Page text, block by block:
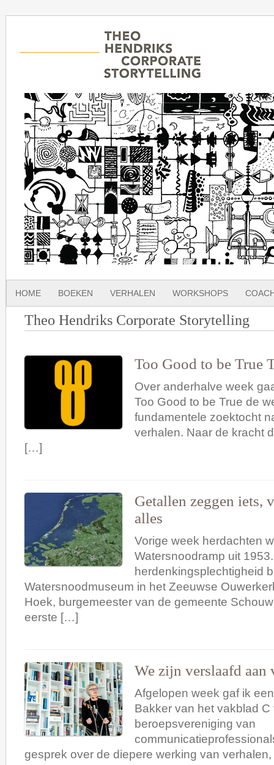
HOME BOEKEN VERHALEN WORKSHOPS
Theo Hendriks Corporate Storytelling
Too Good to be True
Over anderhalve week
Too Good to be True de
fundamentele zoektocht
verhalen. Naar de kracht
[…]
Getallen zeggen iets,
alles
Vorige week herdachten
Watersnoodramp uit
herdenkingsplechtigheid
Watersnoodmuseum in het Zeeuwse
Hoek, burgemeester van de gemeente
eerste […]
We zijn verslaafd aan
Afgelopen week gaf ik
Bakker van het vakblad
beroepsvereniging van
gesprek over de diepere werking van